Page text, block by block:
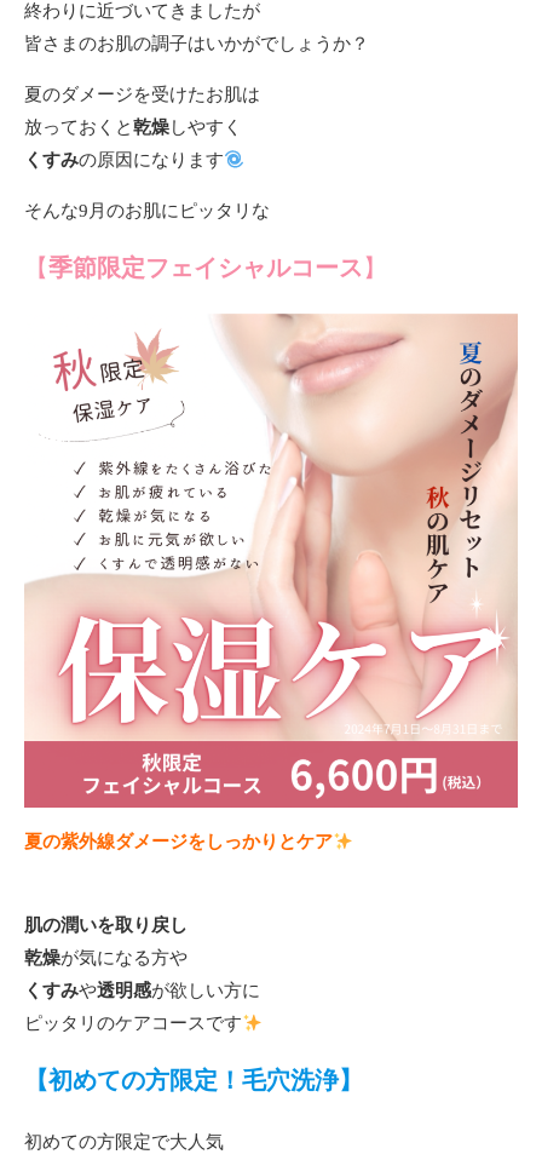
終わりに近づいてきましたが
皆さまのお肌の調子はいかがでしょうか？
夏のダメージを受けたお肌は
放っておくと乾燥しやすく
くすみの原因になります
そんな9月のお肌にピッタリな
【季節限定フェイシャルコース 】
夏の紫外線ダメージをしっかりとケア
肌の潤いを取り戻し
乾燥が気になる方や
くすみや透明感が欲しい方に
ピッタリのケアコースです
【初めての方限定！毛穴洗浄】
初めての方限定で大人気